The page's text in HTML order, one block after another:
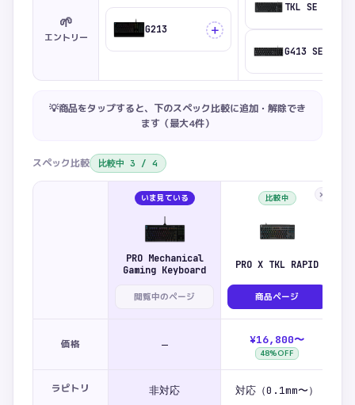
🌱
エントリー
G213 ＋
TKL SE
G413 SE
💡商品をタップすると、下のスペック比較に追加・解除でき
ます（最大4件）
スペック比較 比較中 3 / 4
いま見ている
PRO Mechanical
Gaming Keyboard
閲覧中のページ
比較中 ×
PRO X TKL RAPID
商品ページ
価格 — ¥16,800〜
48%OFF
ラピトリ 非対応 対応（0.1mm〜）